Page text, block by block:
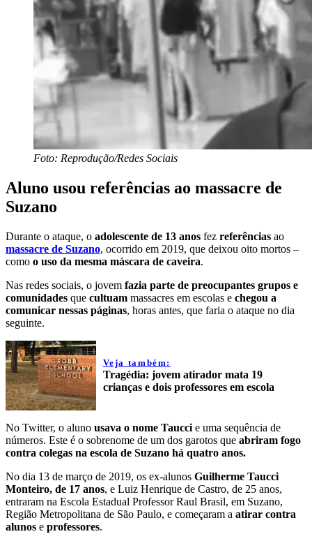
Foto: Reprodução/Redes Sociais
Aluno usou referências ao massacre de
Suzano
Durante o ataque, o adolescente de 13 anos fez referências ao
massacre de Suzano, ocorrido em 2019, que deixou oito mortos –
como o uso da mesma máscara de caveira.
Nas redes sociais, o jovem fazia parte de preocupantes grupos e
comunidades que cultuam massacres em escolas e chegou a
comunicar nessas páginas, horas antes, que faria o ataque no dia
seguinte.
Veja também:
Tragédia: jovem atirador mata 19
crianças e dois professores em escola
No Twitter, o aluno usava o nome Taucci e uma sequência de
números. Este é o sobrenome de um dos garotos que abriram fogo
contra colegas na escola de Suzano há quatro anos.
No dia 13 de março de 2019, os ex-alunos Guilherme Taucci
Monteiro, de 17 anos, e Luiz Henrique de Castro, de 25 anos,
entraram na Escola Estadual Professor Raul Brasil, em Suzano,
Região Metropolitana de São Paulo, e começaram a atirar contra
alunos e professores.